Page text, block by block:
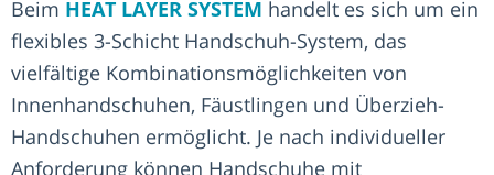
Beim HEAT LAYER SYSTEM handelt es sich um ein
flexibles 3-Schicht Handschuh-System, das
vielfältige Kombinationsmöglichkeiten von
Innenhandschuhen, Fäustlingen und Überzieh-
Handschuhen ermöglicht. Je nach individueller
Anforderung können Handschuhe mit